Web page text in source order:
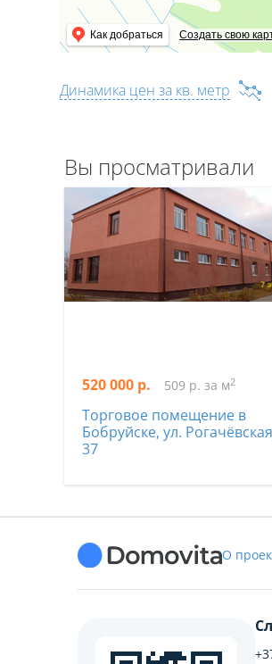
Как добраться Создать свою
Динамика цен за кв. метр
Вы просматривали
520 000 р. 509 р. за м2
Торговое помещение в
Бобруйске, ул.
37
О